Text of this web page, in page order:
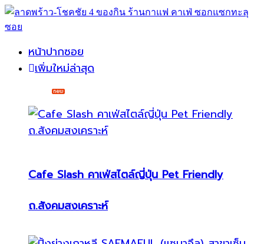
หน้าปากซอย
เพิ่มใหม่ล่าสุด
Cafe Slash คาเฟ่สไตล์ญี่ปุ่น Pet Friendly
ถ.สังคมสงเคราะห์